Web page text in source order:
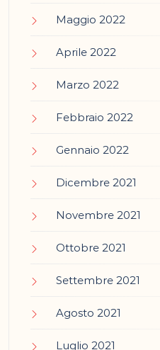
Maggio 2022
Aprile 2022
Marzo 2022
Febbraio 2022
Gennaio 2022
Dicembre 2021
Novembre 2021
Ottobre 2021
Settembre 2021
Agosto 2021
Luglio 2021